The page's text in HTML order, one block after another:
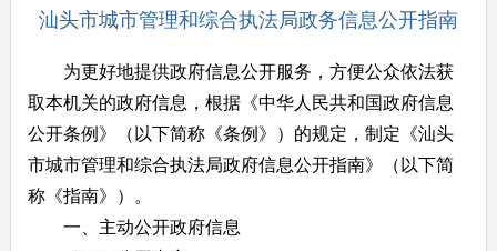
汕头市城市管理和综合执法局政务信息公开指南
为更好地提供政府信息公开服务，方便公众依法获
取本机关的政府信息，根据《中华人民共和国政府信息
公开条例》（以下简称《条例》）的规定，制定《汕头
市城市管理和综合执法局政府信息公开指南》（以下简
称《指南》）。
一、主动公开政府信息